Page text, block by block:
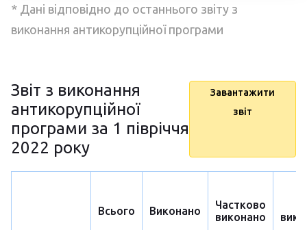
* Дані відповідно до останнього звіту з
виконання антикорупційної програми
Звіт з виконання
антикорупційної
програми за 1 півріччя
2022 року
Завантажити
звіт
Всього Виконано
Частково
виконано